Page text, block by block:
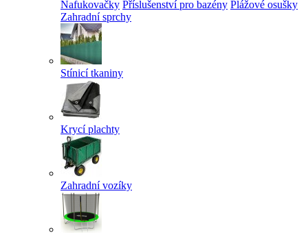
Nafukovačky Příslušenství pro bazény Plážové osušky
Zahradní sprchy
Stínicí tkaniny
Krycí plachty
Zahradní vozíky